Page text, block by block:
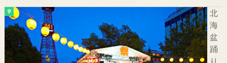
北
海
盆
踊
り